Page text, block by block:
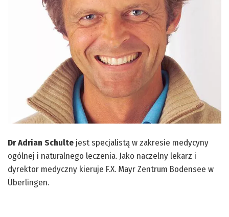
Dr Adrian Schulte jest specjalistą w zakresie medycyny
ogólnej i naturalnego leczenia. Jako naczelny lekarz i
dyrektor medyczny kieruje F.X. Mayr Zentrum Bodensee w
Überlingen.